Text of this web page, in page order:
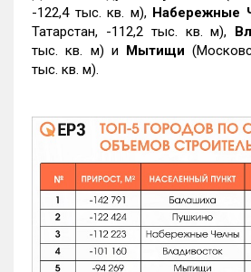
-122,4 тыс. кв. м), Набережные
Татарстан, -112,2 тыс. кв. м),
тыс. кв. м) и Мытищи
тыс. кв. м).